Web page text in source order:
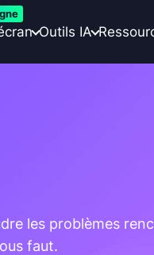
Outils IA
les problèmes
faut.